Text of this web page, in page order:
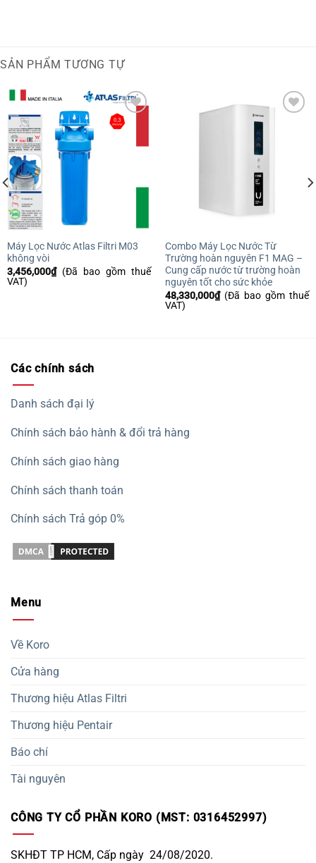
SẢN PHẨM TƯƠNG TỰ
Máy Lọc Nước Atlas Filtri M03
không vòi
3,456,000₫ (Đã bao gồm thuế
VAT)
Combo Máy Lọc Nước Từ
Trường hoàn nguyên F1 MAG –
Cung cấp nước từ trường hoàn
nguyên tốt cho sức khỏe
48,330,000₫ (Đã bao gồm thuế
VAT)
Các chính sách
Danh sách đại lý
Chính sách bảo hành & đổi trả hàng
Chính sách giao hàng
Chính sách thanh toán
Chính sách Trả góp 0%
Menu
Về Koro
Cửa hàng
Thương hiệu Atlas Filtri
Thương hiệu Pentair
Báo chí
Tài nguyên
CÔNG TY CỔ PHẦN KORO (MST: 0316452997)
SKHĐT TP HCM, Cấp ngày 24/08/2020.